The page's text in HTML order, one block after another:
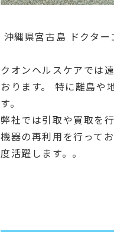
沖縄県宮古島 ドクタ
クオンヘルスケアでは
おります。 特に離島や
す。
弊社では引取や買取を
機器の再利用を行って
度活躍します。。